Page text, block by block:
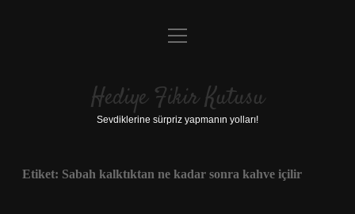
Anasayfa
Yasal Uyarı
menüyü
Hediye Fikir Kutusu
Sevdiklerine sürpriz yapmanın yolları!
Etiket: Sabah kalktıktan ne kadar sonra kahve içilir